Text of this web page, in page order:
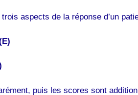
aspects de la réponse d’un
puis les scores sont